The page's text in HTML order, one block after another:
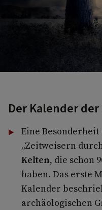
Der Kalender
Eine
„Zeitweisern
Kelten, die schon
haben. Das erste
Kalender
archäologischen